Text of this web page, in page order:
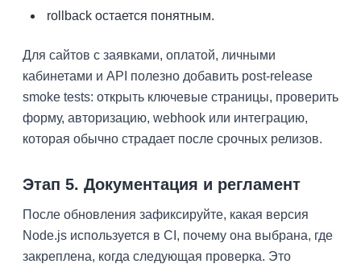
rollback остается понятным.
Для сайтов с заявками, оплатой, личными
кабинетами и API полезно добавить post-release
smoke tests: открыть ключевые страницы, проверить
форму, авторизацию, webhook или интеграцию,
которая обычно страдает после срочных релизов.
Этап 5. Документация и регламент
После обновления зафиксируйте, какая версия
Node.js используется в CI, почему она выбрана, где
закреплена, когда следующая проверка. Это